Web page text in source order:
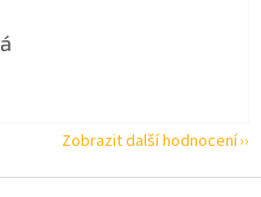
5 z 5 hvězdiček.
Zobrazit další hodnocení